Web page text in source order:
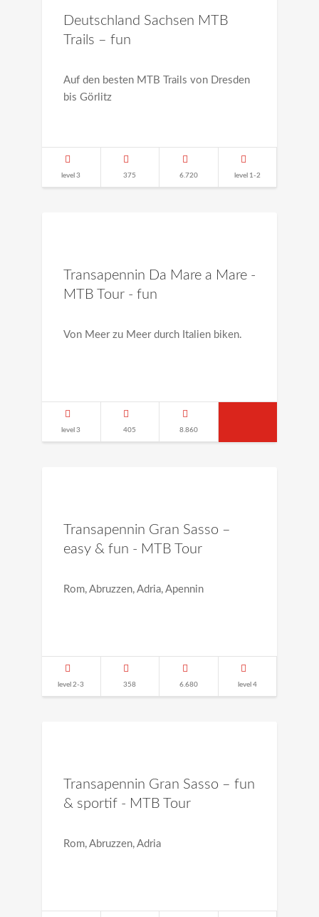
Deutschland Sachsen MTB
Trails – fun
Auf den besten MTB Trails von Dresden
bis Görlitz
level 3 375 6.720 level 1-2
Transapennin Da Mare a Mare -
MTB Tour - fun
Von Meer zu Meer durch Italien biken.
level 3 405 8.860
Transapennin Gran Sasso –
easy & fun - MTB Tour
Rom, Abruzzen, Adria, Apennin
level 2-3 358 6.680 level 4
Transapennin Gran Sasso – fun
& sportif - MTB Tour
Rom, Abruzzen, Adria